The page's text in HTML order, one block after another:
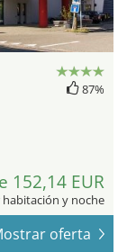
87%
152,14 EUR
habitación y noche
oferta